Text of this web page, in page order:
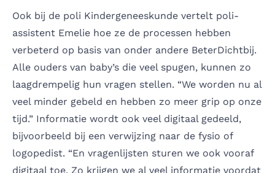
Ook bij de poli Kindergeneeskunde vertelt poli-
assistent Emelie hoe ze de processen hebben
verbeterd op basis van onder andere BeterDichtbij.
Alle ouders van baby’s die veel spugen, kunnen zo
laagdrempelig hun vragen stellen. “We worden nu al
veel minder gebeld en hebben zo meer grip op onze
tijd.” Informatie wordt ook veel digitaal gedeeld,
bijvoorbeeld bij een verwijzing naar de fysio of
logopedist. “En vragenlijsten sturen we ook vooraf
digitaal toe. Zo krijgen we al veel informatie voordat